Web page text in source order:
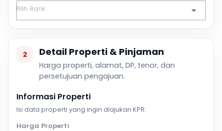
2 Detail Properti & Pinjaman
Harga properti, alamat, DP, tenor, dan
persetujuan pengajuan.
Informasi Properti
Isi data properti yang ingin diajukan KPR.
Harga Properti